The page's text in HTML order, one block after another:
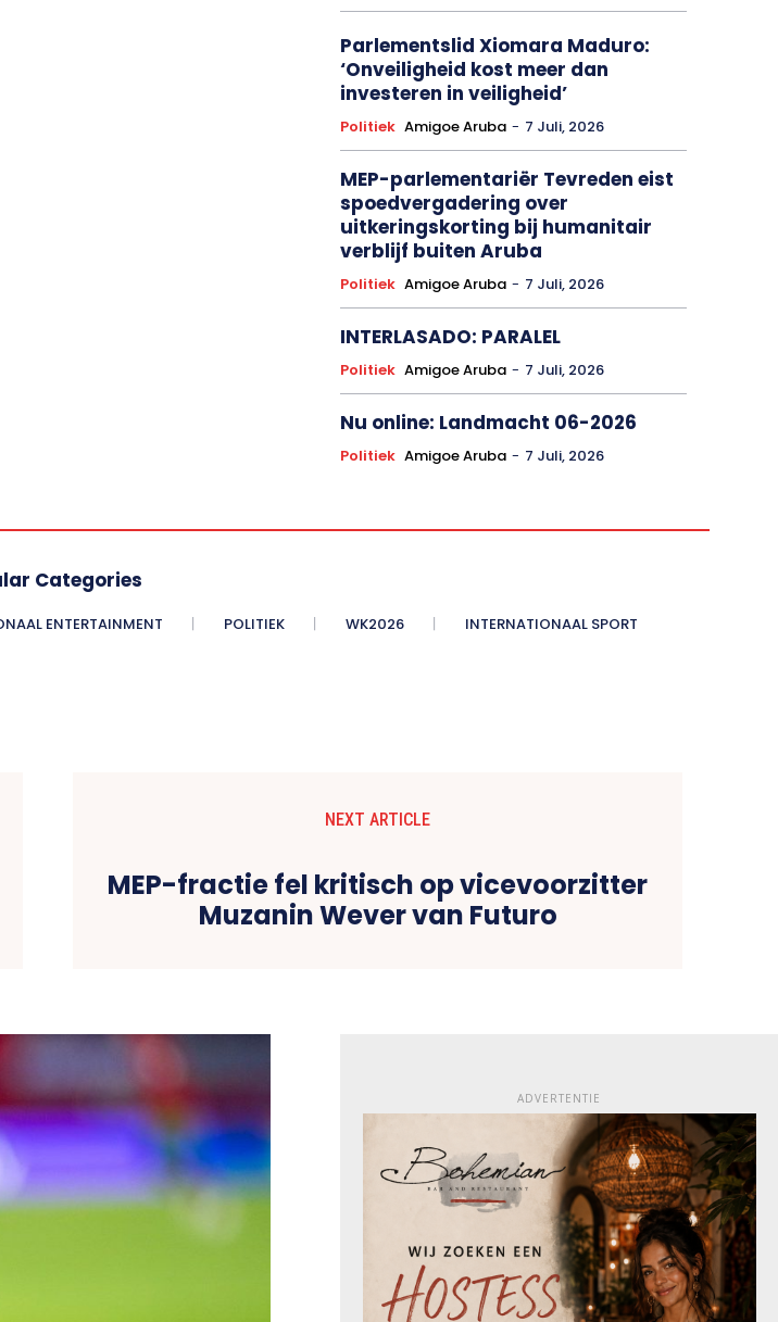
Parlementslid Xiomara Maduro:
‘Onveiligheid kost meer dan
investeren in veiligheid’
Politiek Amigoe Aruba - 7 Juli, 2026
MEP-parlementariër Tevreden eist
spoedvergadering over
uitkeringskorting bij humanitair
verblijf buiten Aruba
Politiek Amigoe Aruba - 7 Juli, 2026
INTERLASADO: PARALEL
Politiek Amigoe Aruba - 7 Juli, 2026
Nu online: Landmacht 06-2026
Politiek Amigoe Aruba - 7 Juli, 2026
Categories
ENTERTAINMENT POLITIEK WK2026 INTERNATIONAAL SPORT
NEXT ARTICLE
MEP-fractie fel kritisch op vicevoorzitter
Muzanin Wever van Futuro